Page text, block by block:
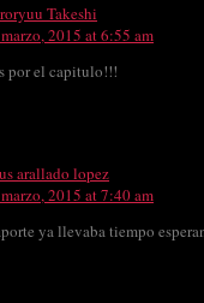
Takeshi
2015 at 6:55 am
por el capitulo!!!
arallado lopez
2015 at 7:40 am
ya llevaba tiempo